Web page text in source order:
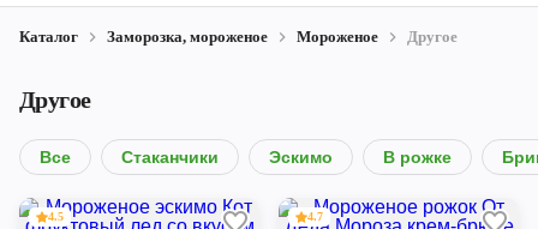
Киров
Коряжма
Котлас
Новодвинск
Каталог Заморозка, мороженое Мороженое Другое
Другое
Все Стаканчики Эскимо В рожке
4.5 4.7